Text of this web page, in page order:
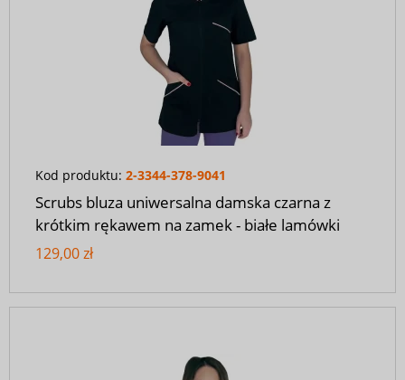
Kod produktu: 2-3344-378-9041
Scrubs bluza uniwersalna damska czarna z
krótkim rękawem na zamek - białe lamówki
129,00 zł